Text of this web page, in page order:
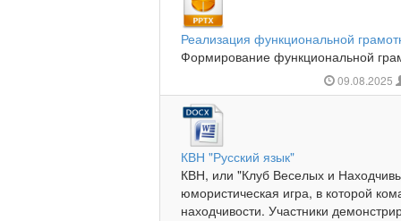
Реализация функциональной
Формирование функциональной
09.08.2025
КВН "Русский язык"
КВН, или "Клуб Веселых и
юмористическая игра, в которой
находчивости. Участники